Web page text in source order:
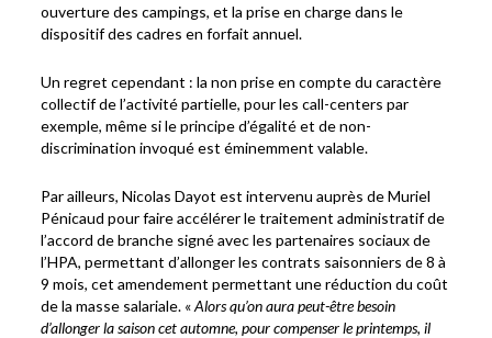
ouverture des campings, et la prise en charge dans le
dispositif des cadres en forfait annuel.
Un regret cependant : la non prise en compte du caractère
collectif de l’activité partielle, pour les call-centers par
exemple, même si le principe d’égalité et de non-
discrimination invoqué est éminemment valable.
Par ailleurs, Nicolas Dayot est intervenu auprès de Muriel
Pénicaud pour faire accélérer le traitement administratif de
l’accord de branche signé avec les partenaires sociaux de
l’HPA, permettant d’allonger les contrats saisonniers de 8 à
9 mois, cet amendement permettant une réduction du coût
de la masse salariale. «Alors qu’on aura peut-être besoin
d’allonger la saison cet automne, pour compenser le printemps, il